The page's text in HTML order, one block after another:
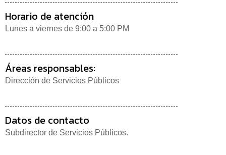
Horario de atención
Lunes a viernes de 9:00 a 5:00 PM
Áreas responsables:
Dirección de Servicios Públicos
Datos de contacto
Subdirector de Servicios Públicos.